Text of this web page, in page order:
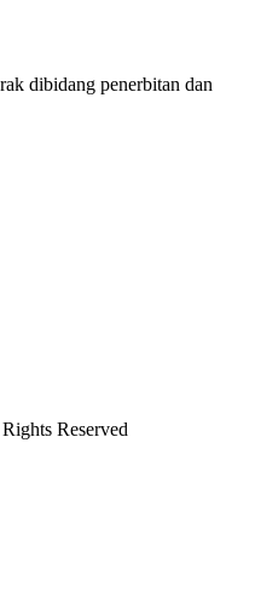
dibidang penerbitan dan
Reserved